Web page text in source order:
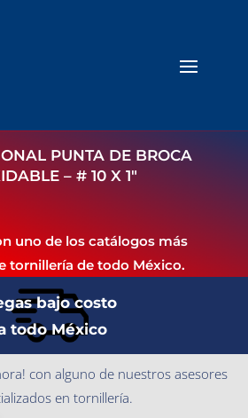
PUNTA DE BROCA
– # 10 X 1″
uno de los catálogos más
tornillería de todo México.
bajo costo
todo México
con alguno de nuestros asesores
en tornillería.